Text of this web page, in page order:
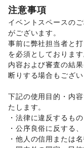
アート・デザイン
絵画・書 写真・
その他アート・デ
車・バイク・モビリティ
車/バイク・オート
マイクロモビリティ
NPO・公共団体
地方公共団体・行
子育て・教育
子供向け教室・レ
その他子育て・教育
エンタメ・ガジェット
ガジェット/ゲーム/
アイドル・芸能人/
/ジュエリー・アク
靴/バッグ・革小物
その他ファッション
フード・飲食
パン/お弁当・惣菜/
食材・調味料 /野菜
インテリア・生活雑貨
インテリア/寝具・
手芸・ハンドメイド
園芸・ガーデニング
犬・猫・ペット /日
その他インテリア
生活サービス
注意事項
イベントスペースの
がございます。
事前に弊社担当者と
を必須としております
内容および審査の結
断りする場合もござ
下記の使用目的・内
たします。
・法律に違反するもの
・公序良俗に反する
・他人の信用または